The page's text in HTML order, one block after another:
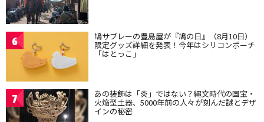
6 鳩サブレーの豊島屋が『鳩の日』（8月10日）
限定グッズ詳細を発表！今年はシリコンポーチ
「はとっこ」
7 あの装飾は「炎」ではない？縄文時代の国宝・
火焔型土器、5000年前の人々が刻んだ謎とデザ
インの秘密